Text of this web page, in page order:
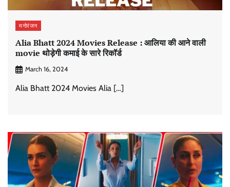
मनोरंजन
Alia Bhatt 2024 Movies Release : आलिया की आने वाली
movie थोड़ेगी कमाई के सारे रिकॉर्ड
March 16, 2024
Alia Bhatt 2024 Movies Alia […]